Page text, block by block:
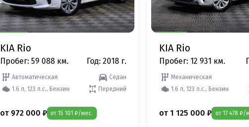
KIA Rio
Пробег: 59 088 км. Год: 2018 г.
Автоматическая
Седан
1.6 л, 123 л.с., Бензин
Передний
от 972 000 ₽ от 15 101 ₽/мес.
KIA Rio
Пробег: 12 931 км.
Механическая
1.6 л, 123 л.с., Бензин
от 1 125 000 ₽ от 17 478 ₽/